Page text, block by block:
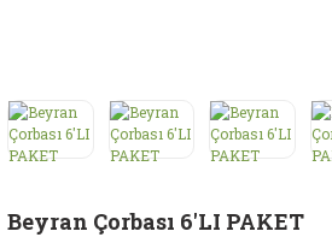
Beyran Çorbası 6'LI PAKET